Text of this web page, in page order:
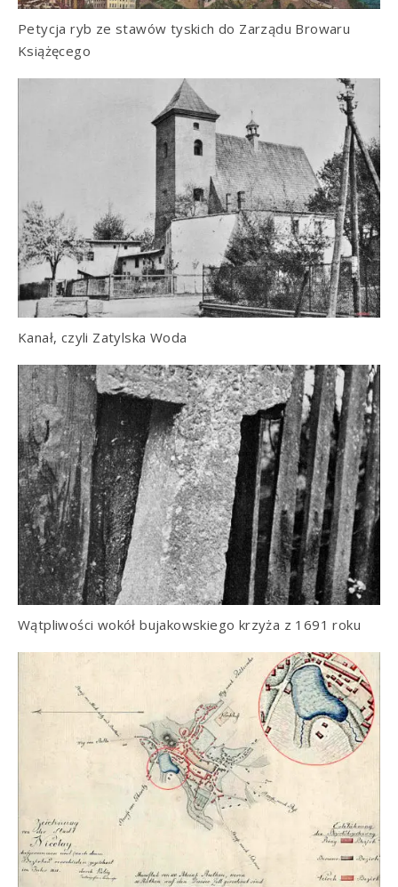
Petycja ryb ze stawów tyskich do Zarządu Browaru
Książęcego
Kanał, czyli Zatylska Woda
Wątpliwości wokół bujakowskiego krzyża z 1691 roku